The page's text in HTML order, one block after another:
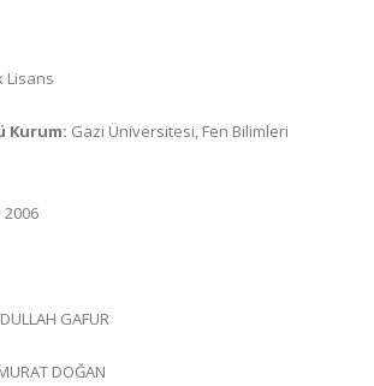
Lisans
Kurum: Gazi Üniversitesi, Fen Bilimleri
2006
GAFUR
DOĞAN